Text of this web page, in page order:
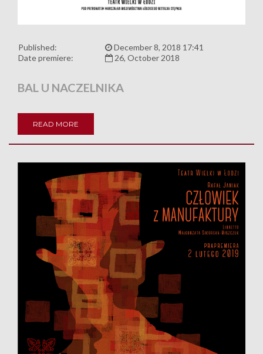
Published:
December 8, 2018 17:41
Date premiere:
26, October 2018
BAL U NACZELNIKA
READ MORE